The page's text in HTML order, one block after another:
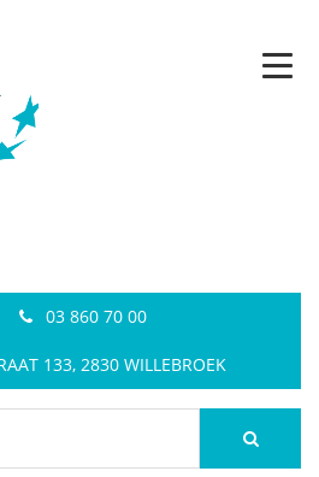
03 860 70 00
133, 2830 WILLEBROEK